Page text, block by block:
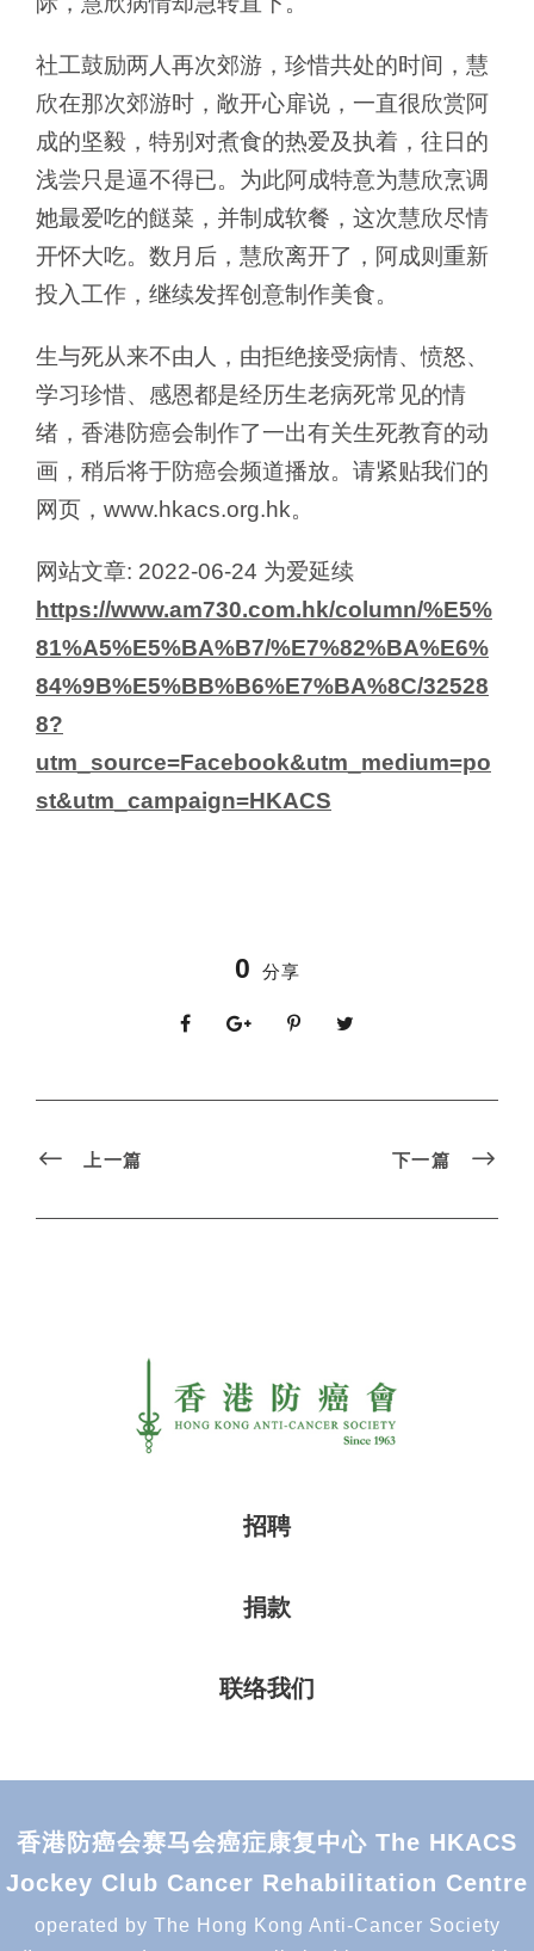
社工鼓励两人再次郊游，珍惜共处的时间，慧
欣在那次郊游时，敞开心扉说，一直很欣赏阿
成的坚毅，特别对煮食的热爱及执着，往日的
浅尝只是逼不得已。为此阿成特意为慧欣烹调
她最爱吃的餸菜，并制成软餐，这次慧欣尽情
开怀大吃。数月后，慧欣离开了，阿成则重新
投入工作，继续发挥创意制作美食。
生与死从来不由人，由拒绝接受病情、愤怒、
学习珍惜、感恩都是经历生老病死常见的情
绪，香港防癌会制作了一出有关生死教育的动
画，稍后将于防癌会频道播放。请紧贴我们的
网页，www.hkacs.org.hk。
网站文章: 2022-06-24 为爱延续
https://www.am730.com.hk/column/%E5%
81%A5%E5%BA%B7/%E7%82%BA%E6%
84%9B%E5%BB%B6%E7%BA%8C/32528
8?
utm_source=Facebook&utm_medium=po
st&utm_campaign=HKACS
0 分享
上一篇 下一篇
招聘
捐款
联络我们
香港防癌会赛马会癌症康复中心 The HKACS
Jockey Club Cancer Rehabilitation Centre
operated by The Hong Kong Anti-Cancer Society